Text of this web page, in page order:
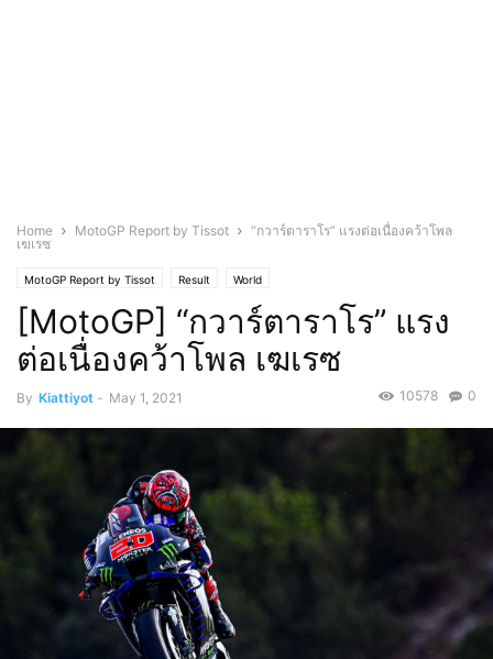
Home MotoGP Report by Tissot
“กวาร์ตาราโร” แรงต่อเนื่องคว้าโพล
เฆเรซ
MotoGP Report by Tissot Result World
[MotoGP] “กวาร์ตาราโร” แรง
ต่อเนื่องคว้าโพล เฆเรซ
By Kiattiyot - May 1, 2021 0
10578